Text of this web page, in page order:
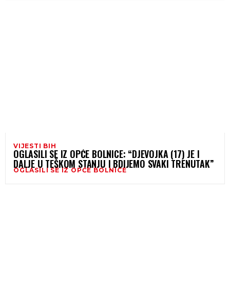
VIJESTI BIH
OGLASILI SE IZ OPĆE BOLNICE: “DJEVOJKA (17) JE I
DALJE U TEŠKOM STANJU I BDIJEMO SVAKI TRENUTAK”
OGLASILI SE IZ OPĆE BOLNICE